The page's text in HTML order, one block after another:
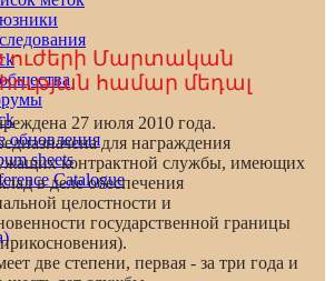
обновления
sheets
Catalogue
ուժերի Մարտական
համար մեդալ
27 июля 2010 года.
для награждения
контрактной службы, имеющих
в деле обеспечения
целостности и
государственной границы
две степени, первая - за три года и